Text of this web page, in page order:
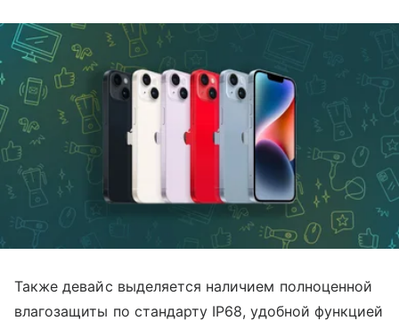
Также девайс выделяется наличием полноценной
влагозащиты по стандарту IP68, удобной функцией